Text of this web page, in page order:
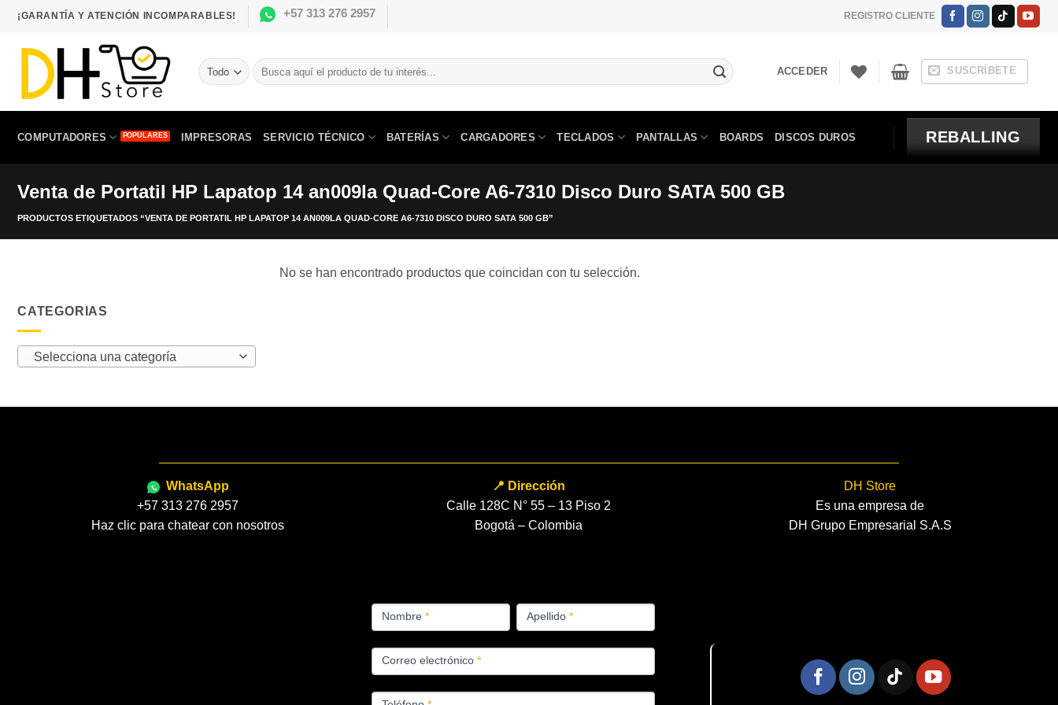
Saltar
contenido
¡GARANTÍA Y ATENCIÓN INCOMPARABLES! +57 313 276 2957 REGISTRO CLIENTE
Buscar
por:
ACCEDER SUSCRÍBETE
COMPUTADORES IMPRESORAS SERVICIO TÉCNICO BATERÍAS CARGADORES TECLADOS PANTALLAS BOARDS DISCOS DUROS REBALLING
Venta de Portatil HP Lapatop 14 an009la Quad-Core A6-7310 Disco Duro SATA 500 GB
PRODUCTOS ETIQUETADOS “VENTA DE PORTATIL HP LAPATOP 14 AN009LA QUAD-CORE A6-7310 DISCO DURO SATA 500 GB”
CATEGORIAS
Selecciona una categoría
No se han encontrado productos que coincidan con tu selección.
WhatsApp
+57 313 276 2957
Haz clic para chatear con nosotros
📍 Dirección
Calle 128C N° 55 – 13 Piso 2
Bogotá – Colombia
DH Store
Es una empresa de
DH Grupo Empresarial S.A.S
PRODUCTOS
Nombre * Apellido *
Correo electrónico *